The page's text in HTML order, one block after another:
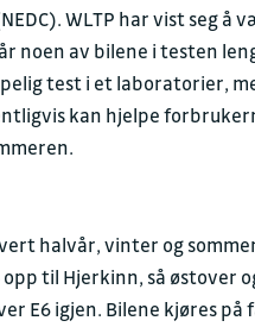
WLTP har vist seg å
noen av bilene i testen
test i et laboratorier,
kan hjelpe
halvår, vinter og
til Hjerkinn, så østover
E6 igjen. Bilene kjøres